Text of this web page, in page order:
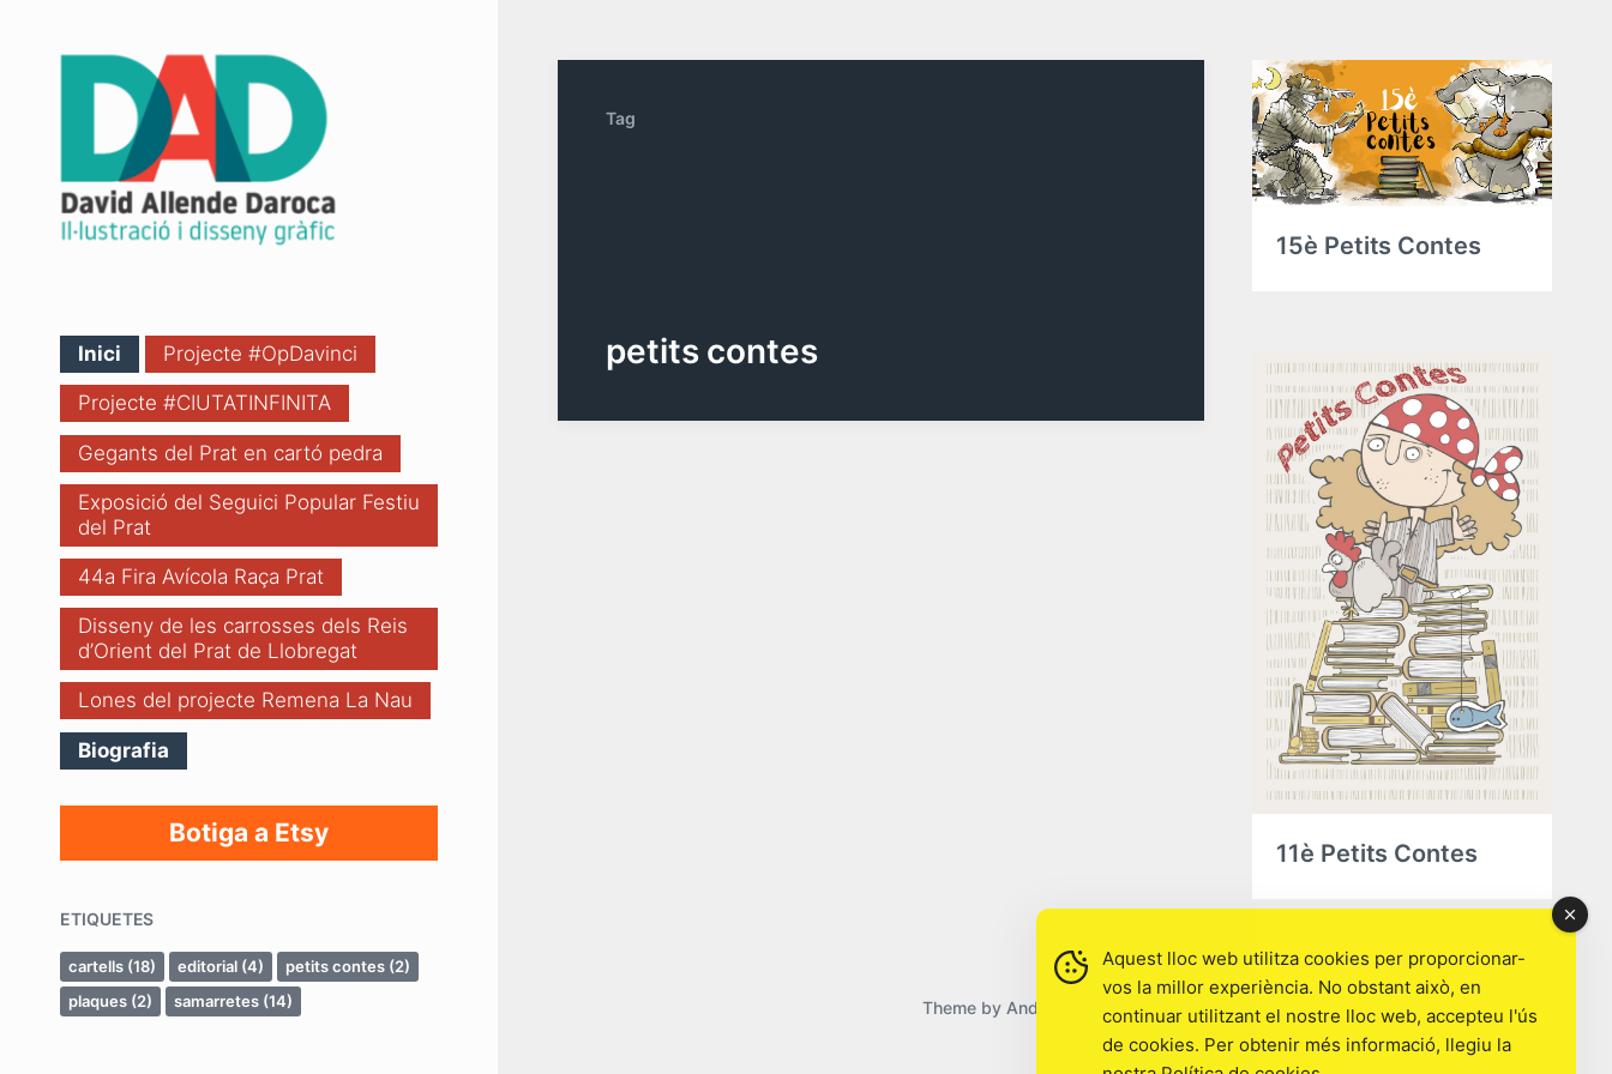
Inici Projecte #OpDavinci
Projecte #CIUTATINFINITA
Gegants del Prat en cartó pedra
Exposició del Seguici Popular Festiu
del Prat
44a Fira Avícola Raça Prat
Disseny de les carrosses dels Reis
d’Orient del Prat de Llobregat
Lones del projecte Remena La Nau
Biografia
Botiga a Etsy
ETIQUETES
cartells (18) editorial (4) petits contes (2)
plaques (2) samarretes (14)
Tag
petits contes
15è Petits Contes
11è Petits Contes
Theme by Anders Norén
Aquest lloc web utilitza cookies per proporcionar-
vos la millor experiència. No obstant això, en
continuar utilitzant el nostre lloc web, accepteu l'ús
de cookies. Per obtenir més informació, llegiu la